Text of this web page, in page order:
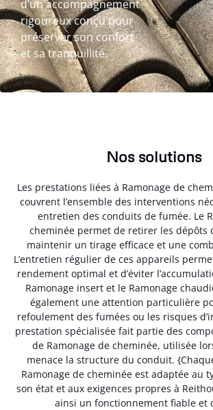
d’un accompagnement
rigoureux conçu pour
préserver son confort
et sa tranquillité.
Nos solutions
Les prestations liées à Ramonage de
couvrent l’ensemble des interventions
entretien des conduits de fumée. Le
cheminée permet de retirer les dépôts
maintenir un tirage efficace et une
L’entretien régulier de ces appareils
rendement optimal et d’éviter
Ramonage insert et le Ramonage
également une attention particulière
refoulement des fumées ou les risques
prestation spécialisée fait partie des
de Ramonage de cheminée, utilisée
menace la structure du conduit.
Ramonage de cheminée est adaptée au
son état et aux exigences propres à
ainsi un fonctionnement fiable et